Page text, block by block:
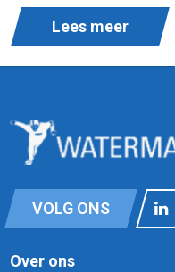
Lees meer
VOLG ONS
Over ons